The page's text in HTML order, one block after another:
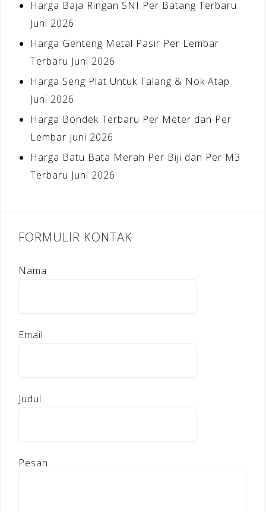
Harga Baja Ringan SNI Per Batang Terbaru
Juni 2026
Harga Genteng Metal Pasir Per Lembar
Terbaru Juni 2026
Harga Seng Plat Untuk Talang & Nok Atap
Juni 2026
Harga Bondek Terbaru Per Meter dan Per
Lembar Juni 2026
Harga Batu Bata Merah Per Biji dan Per M3
Terbaru Juni 2026
FORMULIR KONTAK
Nama
Email
Judul
Pesan